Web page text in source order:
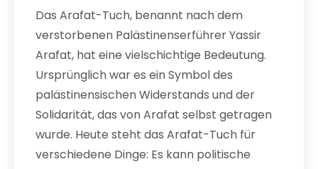
Das Arafat-Tuch, benannt nach dem
verstorbenen Palästinenserführer Yassir
Arafat, hat eine vielschichtige Bedeutung.
Ursprünglich war es ein Symbol des
palästinensischen Widerstands und der
Solidarität, das von Arafat selbst getragen
wurde. Heute steht das Arafat-Tuch für
verschiedene Dinge: Es kann politische